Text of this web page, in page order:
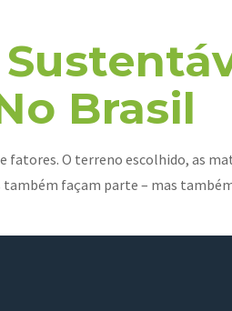
Brasil
fatores. O terreno escolhido, as
também façam parte – mas